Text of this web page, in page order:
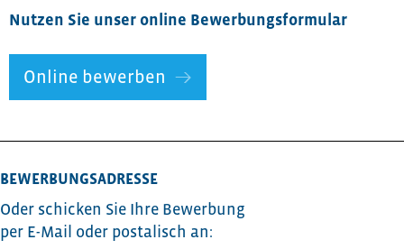
Nutzen Sie unser online Bewerbungsformular
Online bewerben
BEWERBUNGSADRESSE
Oder schicken Sie Ihre Bewerbung
per E-Mail oder postalisch an: